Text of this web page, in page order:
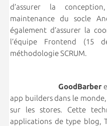
d’assurer la
maintenance du socle
également d’assurer la
l’équipe Frontend (15
méthodologie SCRUM.
GoodBarber
app builders dans le
sur les stores. Cette
applications de type blog,